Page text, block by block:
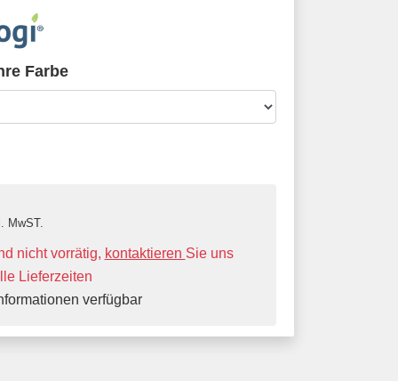
Farbe
MwST.
nicht vorrätig, kontaktieren Sie uns
Lieferzeiten
verfügbar